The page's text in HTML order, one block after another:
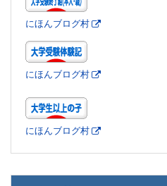
にほんブログ村
にほんブログ村
にほんブログ村